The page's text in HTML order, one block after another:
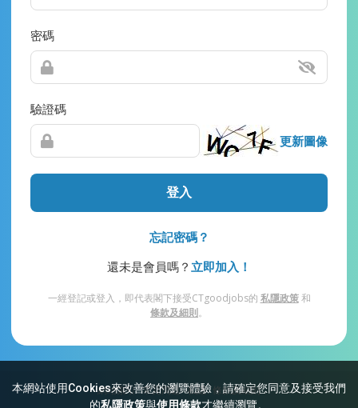
本網站使用Cookies來改善您的瀏覽體驗，請確定您同意及接受我們
的私隱政策與使用條款才繼續瀏覽。
密碼
驗證碼
更新圖像
登入
忘記密碼？
還未是會員嗎？ 立即加入！
一經登記或登入，即代表閣下接受CTgoodjobs的 私隱政策和
條款及細則。
網站索引 常見問題 私隱 條款及細則